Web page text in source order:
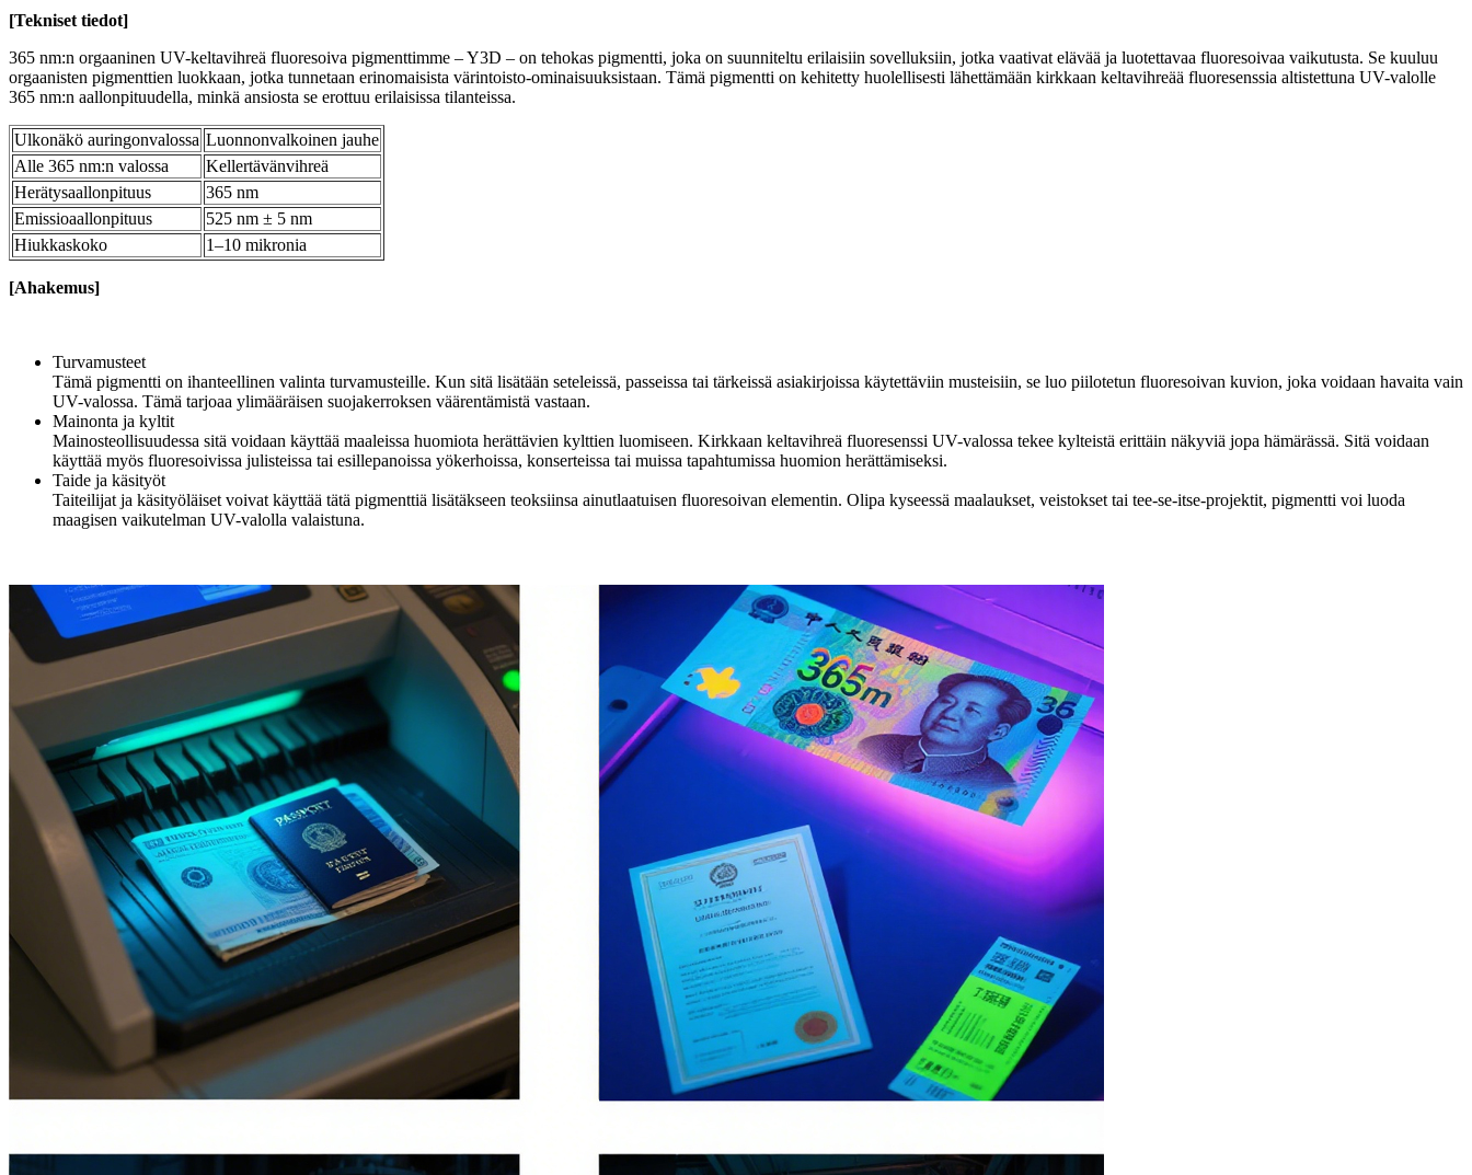
[Tekniset tiedot]
365 nm:n orgaaninen UV-keltavihreä fluoresoiva pigmenttimme – Y3D – on tehokas pigmentti, joka on suunniteltu erilaisiin sovelluksiin, jotka vaativat elävää ja luotettavaa fluoresoivaa vaikutusta. Se kuuluu
orgaanisten pigmenttien luokkaan, jotka tunnetaan erinomaisista värintoisto-ominaisuuksistaan. Tämä pigmentti on kehitetty huolellisesti lähettämään kirkkaan keltavihreää fluoresenssia altistettuna UV-valolle
365 nm:n aallonpituudella, minkä ansiosta se erottuu erilaisissa tilanteissa.
Ulkonäkö auringonvalossa Luonnonvalkoinen jauhe
Alle 365 nm:n valossa
Kellertävänvihreä
Herätysaallonpituus
365 nm
Emissioaallonpituus
525 nm ± 5 nm
Hiukkaskoko
1–10 mikronia
[Ahakemus]
Turvamusteet
Tämä pigmentti on ihanteellinen valinta turvamusteille. Kun sitä lisätään seteleissä, passeissa tai tärkeissä asiakirjoissa käytettäviin musteisiin, se luo piilotetun fluoresoivan kuvion, joka voidaan havaita vain
UV-valossa. Tämä tarjoaa ylimääräisen suojakerroksen väärentämistä vastaan.
Mainonta ja kyltit
Mainosteollisuudessa sitä voidaan käyttää maaleissa huomiota herättävien kylttien luomiseen. Kirkkaan keltavihreä fluoresenssi UV-valossa tekee kylteistä erittäin näkyviä jopa hämärässä. Sitä voidaan
käyttää myös fluoresoivissa julisteissa tai esillepanoissa yökerhoissa, konserteissa tai muissa tapahtumissa huomion herättämiseksi.
Taide ja käsityöt
Taiteilijat ja käsityöläiset voivat käyttää tätä pigmenttiä lisätäkseen teoksiinsa ainutlaatuisen fluoresoivan elementin. Olipa kyseessä maalaukset, veistokset tai tee-se-itse-projektit, pigmentti voi luoda
maagisen vaikutelman UV-valolla valaistuna.